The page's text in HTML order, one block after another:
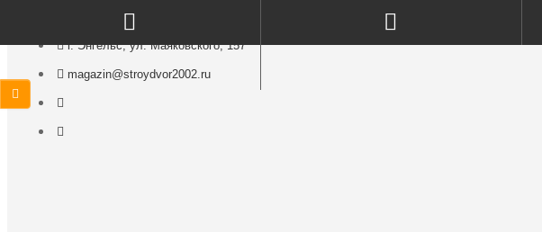
г. Энгельс, ул. Маяковского, 157
magazin@stroydvor2002.ru